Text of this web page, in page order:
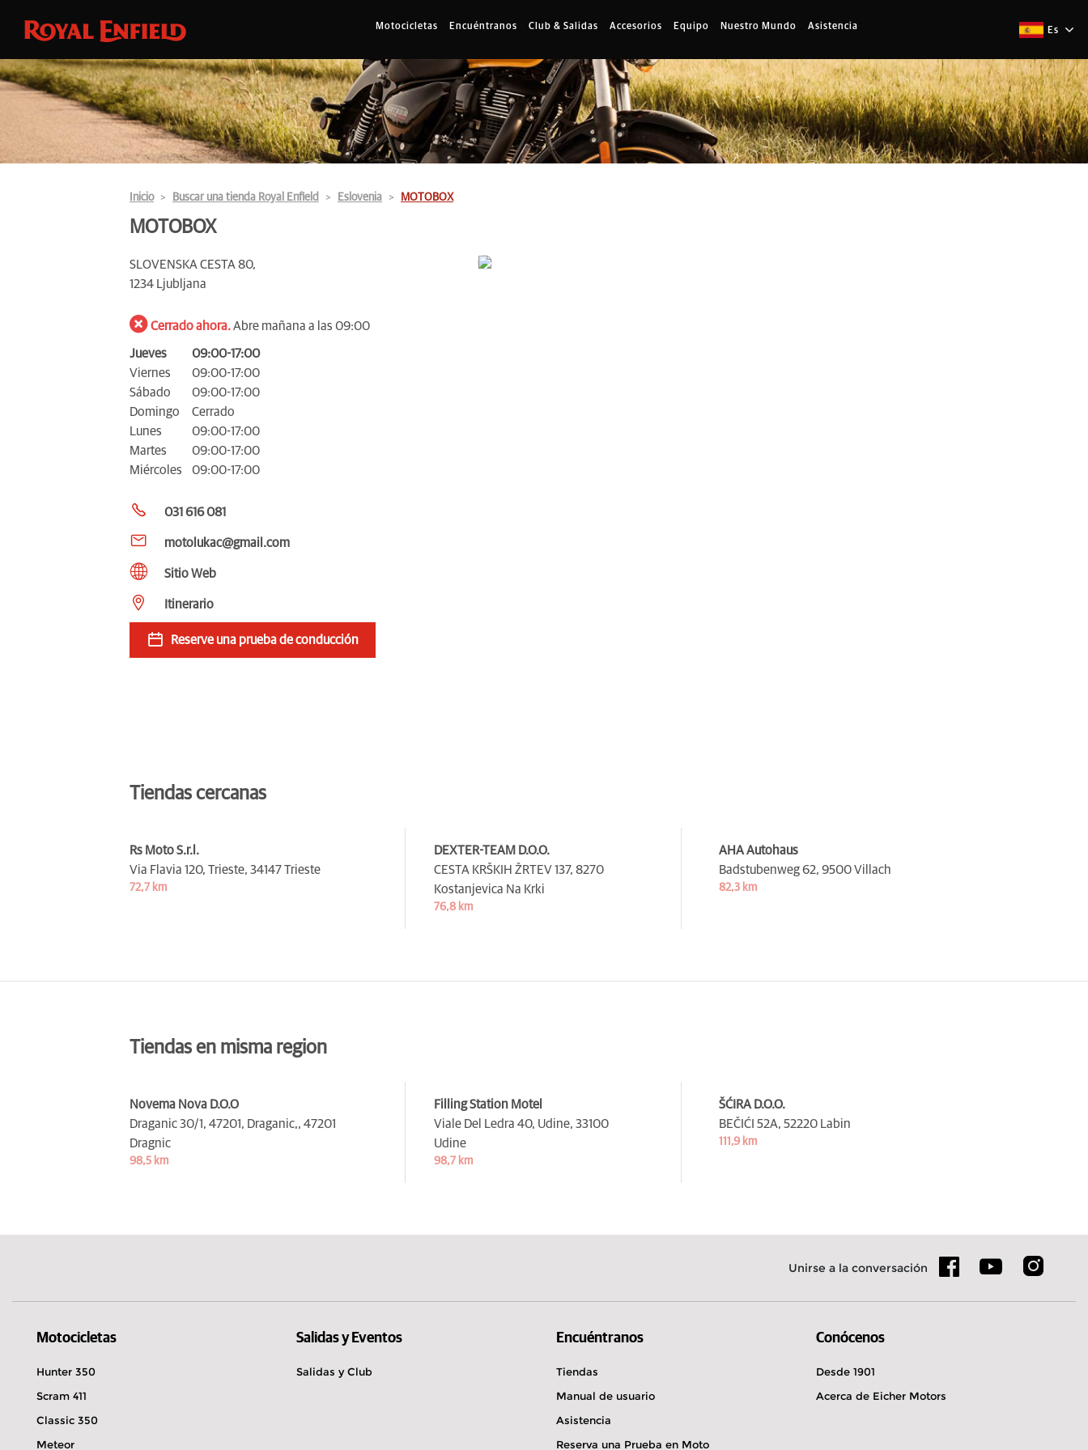
Motocicletas Encuéntranos Club & Salidas Accesorios Equipo Nuestro Mundo Asistencia Es
Inicio Buscar una tienda Royal Enfield Eslovenia MOTOBOX
MOTOBOX
SLOVENSKA CESTA 80,
1234 Ljubljana
Cerrado ahora.Abre mañana a las 09:00
Jueves
09:00-17:00
Viernes
09:00-17:00
Sábado
09:00-17:00
Domingo
Cerrado
Lunes
09:00-17:00
Martes
09:00-17:00
Miércoles
09:00-17:00
031 616 081
motolukac@gmail.com
Sitio Web
Itinerario
Reserve una prueba de conducción
Tiendas cercanas
Rs Moto S.r.l.
Via Flavia 120, Trieste, 34147 Trieste
72,7 km
DEXTER-TEAM D.O.O.
CESTA KRŠKIH ŽRTEV 137, 8270
Kostanjevica Na Krki
76,8 km
AHA Autohaus
Badstubenweg 62, 9500 Villach
82,3 km
Tiendas en misma region
Novema Nova D.O.O
Draganic 30/1, 47201, Draganic,, 47201
Dragnic
98,5 km
Filling Station Motel
Viale Del Ledra 40, Udine, 33100
Udine
98,7 km
ŠĆIRA D.O.O.
BEČIĆI 52A, 52220 Labin
111,9 km
Unirse a la conversación
Motocicletas
Hunter 350
Scram 411
Classic 350
Meteor
Salidas y Eventos
Salidas y Club
Encuéntranos
Tiendas
Manual de usuario
Asistencia
Reserva una Prueba en Moto
Conócenos
Desde 1901
Acerca de Eicher Motors